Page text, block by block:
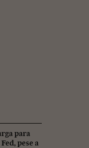
para
pese a